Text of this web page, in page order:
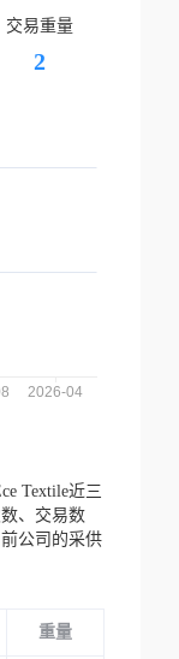
交易重量
2
Textile近三
、交易数
公司的采供
重量